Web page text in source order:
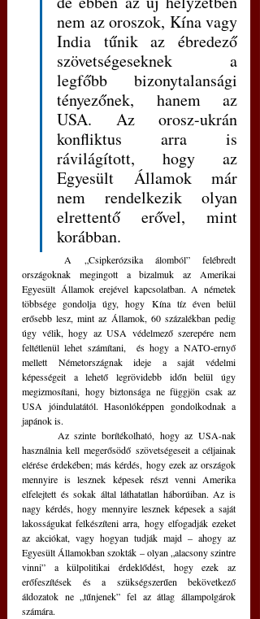
nem az oroszok, Kína vagy
India tűnik az ébredező
szövetségeseknek a
legfőbb bizonytalansági
tényezőnek, hanem az
USA. Az orosz-ukrán
konfliktus arra is
rávilágított, hogy az
Egyesült Államok már
nem rendelkezik olyan
elrettentő erővel, mint
korábban.
	A „Csipkerózsika álomból” felébredt
országoknak megingott a bizalmuk az Amerikai
Egyesült Államok erejével kapcsolatban. A németek
többsége gondolja úgy, hogy Kína tíz éven belül
erősebb lesz, mint az Államok, 60 százalékban pedig
úgy vélik, hogy az USA védelmező szerepére nem
feltétlenül lehet számítani,  és hogy a NATO-ernyő
mellett Németországnak ideje a saját védelmi
képességeit a lehető legrövidebb időn belül úgy
megizmosítani, hogy biztonsága ne függjön csak az
USA jóindulatától. Hasonlóképpen gondolkodnak a
japánok is.
használnia kell megerősödő szövetségeseit a céljainak
elérése érdekében; más kérdés, hogy ezek az országok
mennyire is lesznek képesek részt venni Amerika
elfelejtett és sokak által láthatatlan háborúiban. Az is
nagy kérdés, hogy mennyire lesznek képesek a saját
lakosságukat felkészíteni arra, hogy elfogadják ezeket
az akciókat, vagy hogyan tudják majd – ahogy az
Egyesült Államokban szokták – olyan „alacsony szintre
vinni” a külpolitikai érdeklődést, hogy ezek az
erőfeszítések és a szükségszerűen bekövetkező
áldozatok ne „tűnjenek” fel az átlag állampolgárok
számára.